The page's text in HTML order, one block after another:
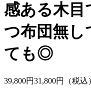
感ある木目
つ布団無し
ても◎
39,800円31,800円（税込